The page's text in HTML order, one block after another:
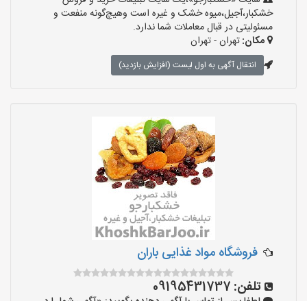
خشکبار،آجیل،میوه خشک و غیره است وهیچ‌گونه منفعت و
مسئولیتی در قبال معاملات شما ندارد.
مکان:تهران - تهران
انتقال آگهی به اول لیست (افزایش بازدید)
فروشگاه مواد غذایی باران
تلفن: 09195431737